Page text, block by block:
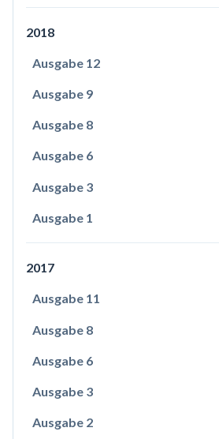
2018
Ausgabe 12
Ausgabe 9
Ausgabe 8
Ausgabe 6
Ausgabe 3
Ausgabe 1
2017
Ausgabe 11
Ausgabe 8
Ausgabe 6
Ausgabe 3
Ausgabe 2